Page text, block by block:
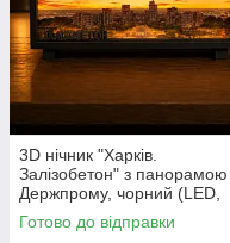
3D нічник "Харків.
Залізобетон" з панорамою
Держпрому, чорний (LED,
Акумулятор, USB Type-C)
Готово до відправки